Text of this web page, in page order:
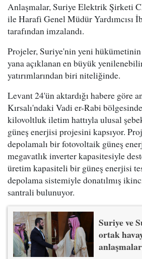
Anlaşmalar, Suriye Elektrik Şirketi
ile Harafi Genel Müdür Yardımcısı
tarafından imzalandı.
Projeler, Suriye'nin yeni
yana açıklanan en büyük
yatırımlarından biri niteliğinde.
Levant 24'ün aktardığı habere göre
Kırsalı'ndaki Vadi er-Rabi
kilovoltluk iletim hattıyla ulusal
güneş enerjisi projesini kapsıyor.
depolamalı bir fotovoltaik güneş
megavatlık inverter kapasitesiyle
üretim kapasiteli bir güneş enerjisi
depolama sistemiyle donatılmış
santrali bulunuyor.
Suriye ve
ortak